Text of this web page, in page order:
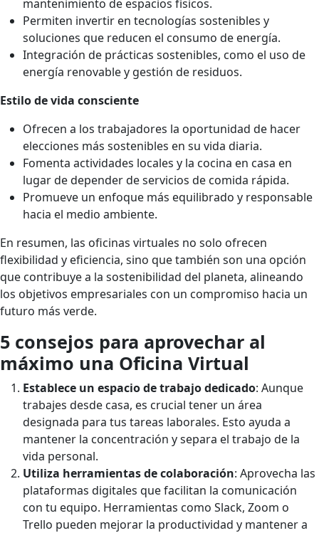
mantenimiento de espacios físicos.
Permiten invertir en tecnologías sostenibles y
soluciones que reducen el consumo de energía.
Integración de prácticas sostenibles, como el uso de
energía renovable y gestión de residuos.
Estilo de vida consciente
Ofrecen a los trabajadores la oportunidad de hacer
elecciones más sostenibles en su vida diaria.
Fomenta actividades locales y la cocina en casa en
lugar de depender de servicios de comida rápida.
Promueve un enfoque más equilibrado y responsable
hacia el medio ambiente.
En resumen, las oficinas virtuales no solo ofrecen
flexibilidad y eficiencia, sino que también son una opción
que contribuye a la sostenibilidad del planeta, alineando
los objetivos empresariales con un compromiso hacia un
futuro más verde.
5 consejos para aprovechar al
máximo una Oficina Virtual
Establece un espacio de trabajo dedicado: Aunque
trabajes desde casa, es crucial tener un área
designada para tus tareas laborales. Esto ayuda a
mantener la concentración y separa el trabajo de la
vida personal.
Utiliza herramientas de colaboración: Aprovecha las
plataformas digitales que facilitan la comunicación
con tu equipo. Herramientas como Slack, Zoom o
Trello pueden mejorar la productividad y mantener a